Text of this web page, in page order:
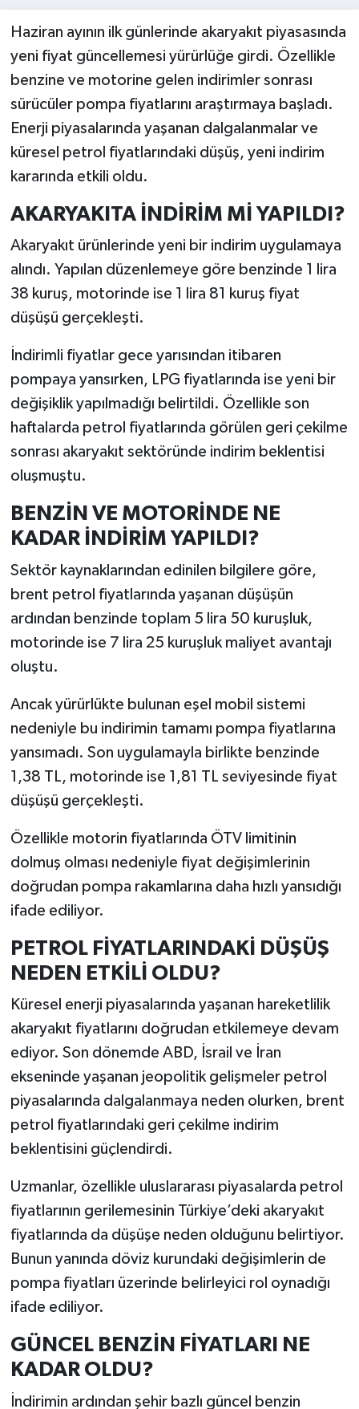
Haziran ayının ilk günlerinde akaryakıt piyasasında
yeni fiyat güncellemesi yürürlüğe girdi. Özellikle
benzine ve motorine gelen indirimler sonrası
sürücüler pompa fiyatlarını araştırmaya başladı.
Enerji piyasalarında yaşanan dalgalanmalar ve
küresel petrol fiyatlarındaki düşüş, yeni indirim
kararında etkili oldu.
AKARYAKITA İNDİRİM Mİ YAPILDI?
Akaryakıt ürünlerinde yeni bir indirim uygulamaya
alındı. Yapılan düzenlemeye göre benzinde 1 lira
38 kuruş, motorinde ise 1 lira 81 kuruş fiyat
düşüşü gerçekleşti.
İndirimli fiyatlar gece yarısından itibaren
pompaya yansırken, LPG fiyatlarında ise yeni bir
değişiklik yapılmadığı belirtildi. Özellikle son
haftalarda petrol fiyatlarında görülen geri çekilme
sonrası akaryakıt sektöründe indirim beklentisi
oluşmuştu.
BENZİN VE MOTORİNDE NE
KADAR İNDİRİM YAPILDI?
Sektör kaynaklarından edinilen bilgilere göre,
brent petrol fiyatlarında yaşanan düşüşün
ardından benzinde toplam 5 lira 50 kuruşluk,
motorinde ise 7 lira 25 kuruşluk maliyet avantajı
oluştu.
Ancak yürürlükte bulunan eşel mobil sistemi
nedeniyle bu indirimin tamamı pompa fiyatlarına
yansımadı. Son uygulamayla birlikte benzinde
1,38 TL, motorinde ise 1,81 TL seviyesinde fiyat
düşüşü gerçekleşti.
Özellikle motorin fiyatlarında ÖTV limitinin
dolmuş olması nedeniyle fiyat değişimlerinin
doğrudan pompa rakamlarına daha hızlı yansıdığı
ifade ediliyor.
PETROL FİYATLARINDAKİ DÜŞÜŞ
NEDEN ETKİLİ OLDU?
Küresel enerji piyasalarında yaşanan hareketlilik
akaryakıt fiyatlarını doğrudan etkilemeye devam
ediyor. Son dönemde ABD, İsrail ve İran
ekseninde yaşanan jeopolitik gelişmeler petrol
piyasalarında dalgalanmaya neden olurken, brent
petrol fiyatlarındaki geri çekilme indirim
beklentisini güçlendirdi.
Uzmanlar, özellikle uluslararası piyasalarda petrol
fiyatlarının gerilemesinin Türkiye’deki akaryakıt
fiyatlarında da düşüşe neden olduğunu belirtiyor.
Bunun yanında döviz kurundaki değişimlerin de
pompa fiyatları üzerinde belirleyici rol oynadığı
ifade ediliyor.
GÜNCEL BENZİN FİYATLARI NE
KADAR OLDU?
İndirimin ardından şehir bazlı güncel benzin